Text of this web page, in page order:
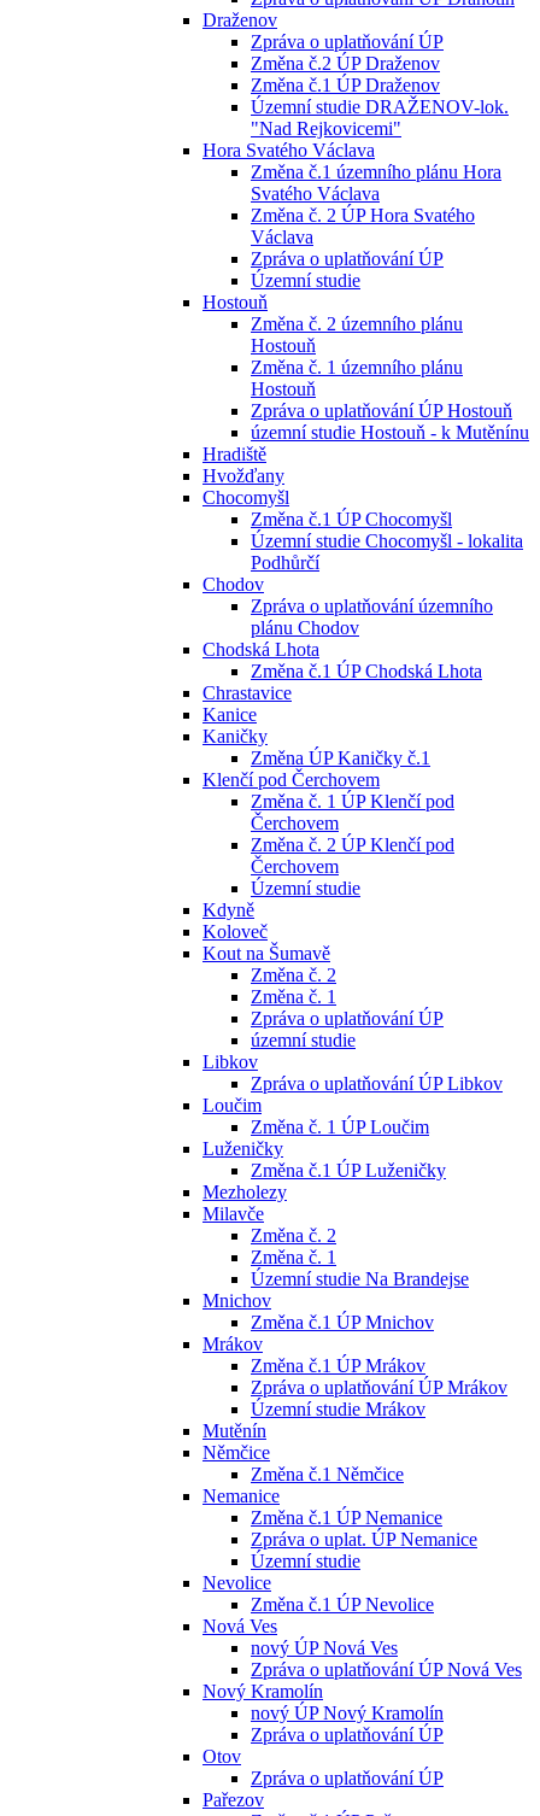
Draženov
Zpráva o uplatňování ÚP
Změna č.2 ÚP Draženov
Změna č.1 ÚP Draženov
Územní studie DRAŽENOV-lok.
"Nad Rejkovicemi"
Hora Svatého Václava
Změna č.1 územního plánu Hora
Svatého Václava
Změna č. 2 ÚP Hora Svatého
Václava
Zpráva o uplatňování ÚP
Územní studie
Hostouň
Změna č. 2 územního plánu
Hostouň
Změna č. 1 územního plánu
Hostouň
Zpráva o uplatňování ÚP Hostouň
územní studie Hostouň - k Mutěnínu
Hradiště
Hvožďany
Chocomyšl
Změna č.1 ÚP Chocomyšl
Územní studie Chocomyšl - lokalita
Podhůrčí
Chodov
Zpráva o uplatňování územního
plánu Chodov
Chodská Lhota
Změna č.1 ÚP Chodská Lhota
Chrastavice
Kanice
Kaničky
Změna ÚP Kaničky č.1
Klenčí pod Čerchovem
Změna č. 1 ÚP Klenčí pod
Čerchovem
Změna č. 2 ÚP Klenčí pod
Čerchovem
Územní studie
Kdyně
Koloveč
Kout na Šumavě
Změna č. 2
Změna č. 1
Zpráva o uplatňování ÚP
územní studie
Libkov
Zpráva o uplatňování ÚP Libkov
Loučim
Změna č. 1 ÚP Loučim
Luženičky
Změna č.1 ÚP Luženičky
Mezholezy
Milavče
Změna č. 2
Změna č. 1
Územní studie Na Brandejse
Mnichov
Změna č.1 ÚP Mnichov
Mrákov
Změna č.1 ÚP Mrákov
Zpráva o uplatňování ÚP Mrákov
Územní studie Mrákov
Mutěnín
Němčice
Změna č.1 Němčice
Nemanice
Změna č.1 ÚP Nemanice
Zpráva o uplat. ÚP Nemanice
Územní studie
Nevolice
Změna č.1 ÚP Nevolice
Nová Ves
nový ÚP Nová Ves
Zpráva o uplatňování ÚP Nová Ves
Nový Kramolín
nový ÚP Nový Kramolín
Zpráva o uplatňování ÚP
Otov
Zpráva o uplatňování ÚP
Pařezov